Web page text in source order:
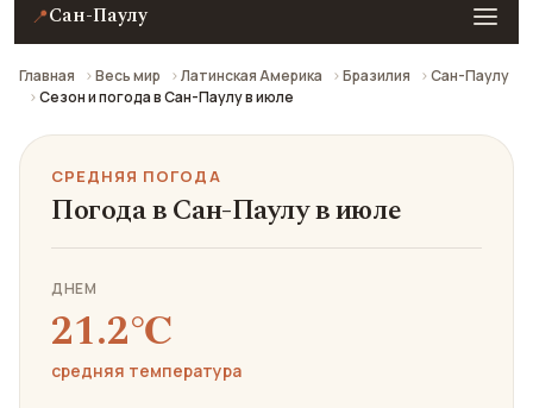
📍Сан-Паулу
Главная Весь мир Латинская Америка Бразилия
Сан-Паулу
Сезон и погода в Сан-Паулу в июле
СРЕДНЯЯ ПОГОДА
Погода в Сан-Паулу в июле
ДНЕМ
21.2℃
средняя температура